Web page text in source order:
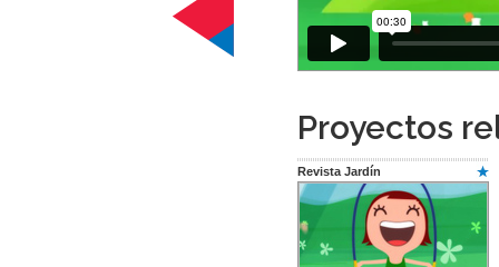
Proyectos
Revista Jardín